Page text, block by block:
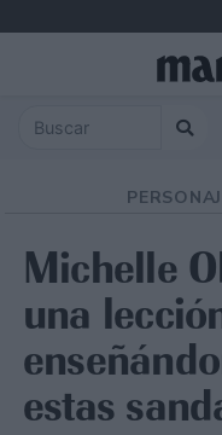
Michelle
una
estas